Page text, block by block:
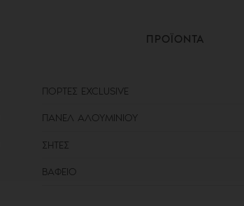
ΠΡΟΪΟΝΤΑ
ΠΟΡΤΕΣ EXCLUSIVE
ΠΑΝΕΛ ΑΛΟΥΜΙΝΙΟΥ
ΣΗΤΕΣ
ΒΑΦΕΙΟ